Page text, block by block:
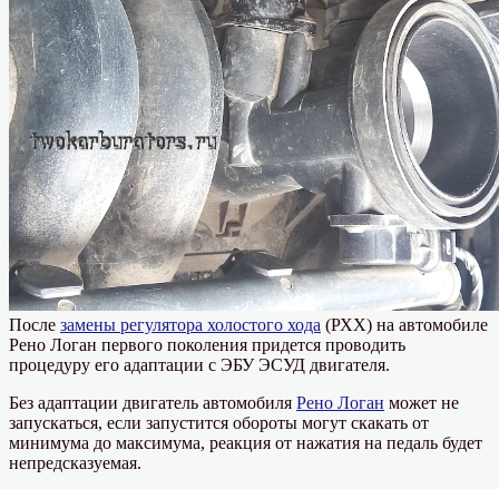
После замены регулятора холостого хода (РХХ) на автомобиле
Рено Логан первого поколения придется проводить
процедуру его адаптации с ЭБУ ЭСУД двигателя.
Без адаптации двигатель автомобиля Рено Логан может не
запускаться, если запустится обороты могут скакать от
минимума до максимума, реакция от нажатия на педаль будет
непредсказуемая.